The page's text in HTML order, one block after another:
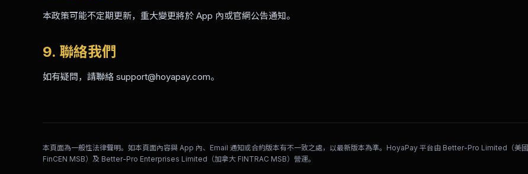
本政策可能不定期更新，重大變更將於 App 內或官網公告通知。
9. 聯絡我們
如有疑問，請聯絡 support@hoyapay.com。
本頁面為一般性法律聲明。如本頁面內容與 App 內、Email 通知或合約版本有不一致之處，以最新版本為準。HoyaPay 平台由 Better-Pro Limited（美國
FinCEN MSB）及 Better-Pro Enterprises Limited（加拿大 FINTRAC MSB）營運。